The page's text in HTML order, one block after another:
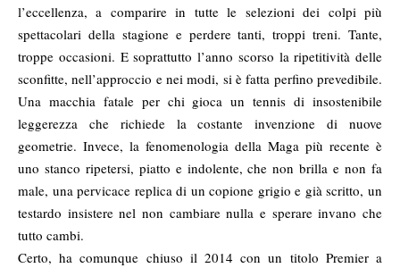
l’eccellenza, a comparire in tutte le selezioni dei colpi più
spettacolari della stagione e perdere tanti, troppi treni. Tante,
troppe occasioni. E soprattutto l’anno scorso la ripetitività delle
sconfitte, nell’approccio e nei modi, si è fatta perfino prevedibile.
Una macchia fatale per chi gioca un tennis di insostenibile
leggerezza che richiede la costante invenzione di nuove
geometrie. Invece, la fenomenologia della Maga più recente è
uno stanco ripetersi, piatto e indolente, che non brilla e non fa
male, una pervicace replica di un copione grigio e già scritto, un
testardo insistere nel non cambiare nulla e sperare invano che
tutto cambi.
Certo, ha comunque chiuso il 2014 con un titolo Premier a